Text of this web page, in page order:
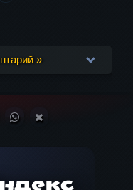
»
в TelegramВКонтакте
Поделиться в
Поделиться в